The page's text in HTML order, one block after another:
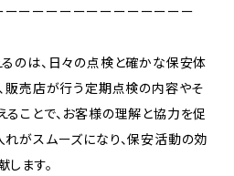
ーーーーーーーーーーーーー
のは、日々の点検と確かな保安体
販売店が行う定期点検の内容やそ
ことで、お客様の理解と協力を促
れがスムーズになり、保安活動の効
ます。